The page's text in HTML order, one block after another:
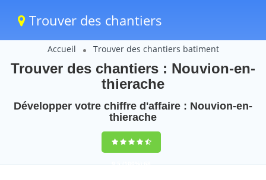
Trouver des chantiers
Accueil Trouver des chantiers batiment
Trouver des chantiers : Nouvion-en-
thierache
Développer votre chiffre d'affaire : Nouvion-en-
thierache
9,5(100%)68